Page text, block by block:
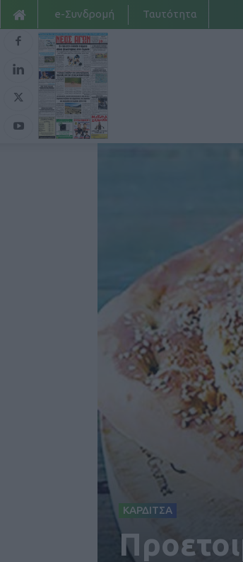
e-Συνδρομή Ταυτότητα
ΚΑΡΔΙΤΣΑ